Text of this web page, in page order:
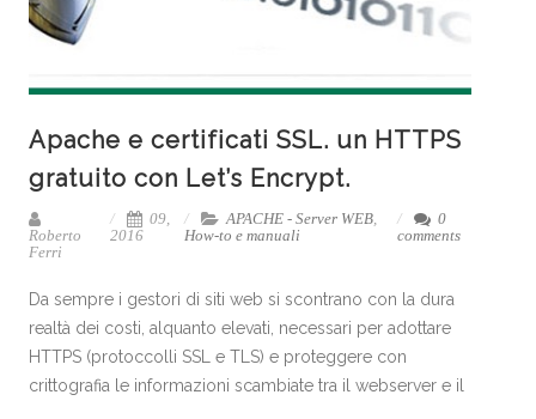
Apache e certificati SSL. un HTTPS
gratuito con Let’s Encrypt.
Roberto
Ferri
09,
2016
APACHE - Server WEB
How-to e manuali
0
comments
Da sempre i gestori di siti web si scontrano con la dura
realtà dei costi, alquanto elevati, necessari per adottare
HTTPS (protoccolli SSL e TLS) e proteggere con
crittografia le informazioni scambiate tra il webserver e il